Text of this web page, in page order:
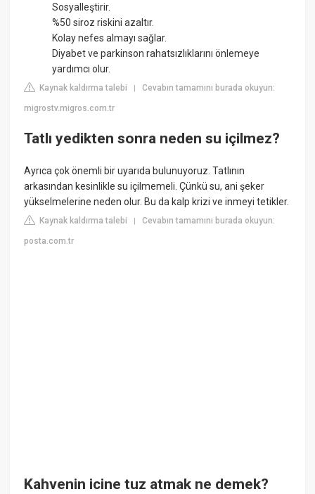
Sosyalleştirir.
%50 siroz riskini azaltır.
Kolay nefes almayı sağlar.
Diyabet ve parkinson rahatsızlıklarını önlemeye
yardımcı olur.
Kaynak kaldırma talebi |Cevabın tamamını burada okuyun:
migrostv.migros.com.tr
Tatlı yedikten sonra neden su içilmez?
Ayrıca çok önemli bir uyarıda bulunuyoruz. Tatlının
arkasından kesinlikle su içilmemeli. Çünkü su, ani şeker
yükselmelerine neden olur. Bu da kalp krizi ve inmeyi tetikler.
Kaynak kaldırma talebi |Cevabın tamamını burada okuyun:
posta.com.tr
Kahvenin icine tuz atmak ne demek?